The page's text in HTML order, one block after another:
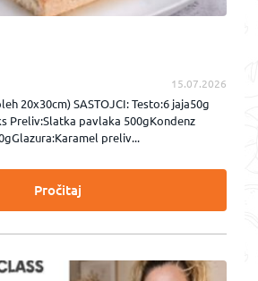
15.07.2026
20x30cm) SASTOJCI: Testo:6 jaja50g
Preliv:Slatka pavlaka 500gKondenz
preliv...
Pročitaj